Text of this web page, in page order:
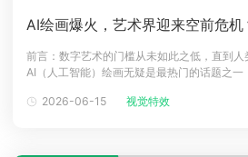
AI绘画爆火，艺术界迎来空前危机
前言：数字艺术的门槛从未如此之低，直到
AI（人工智能）绘画无疑是最热门的话题之一
速的普及开来。不仅是艺术圈，小瑞还在科技
2026-06-15 视觉特效